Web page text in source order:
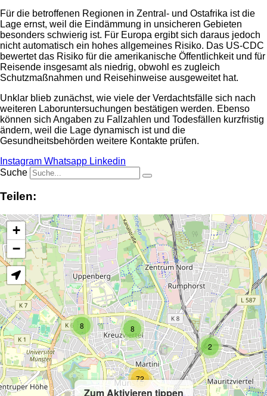
Für die betroffenen Regionen in Zentral- und Ostafrika ist die
Lage ernst, weil die Eindämmung in unsicheren Gebieten
besonders schwierig ist. Für Europa ergibt sich daraus jedoch
nicht automatisch ein hohes allgemeines Risiko. Das US-CDC
bewertet das Risiko für die amerikanische Öffentlichkeit und für
Reisende insgesamt als niedrig, obwohl es zugleich
Schutzmaßnahmen und Reisehinweise ausgeweitet hat.
Unklar blieb zunächst, wie viele der Verdachtsfälle sich nach
weiteren Laboruntersuchungen bestätigen werden. Ebenso
können sich Angaben zu Fallzahlen und Todesfällen kurzfristig
ändern, weil die Lage dynamisch ist und die
Gesundheitsbehörden weitere Kontakte prüfen.
Instagram Whatsapp Linkedin
Suche
Teilen:
Zum Aktivieren tippen
2
8 8
72
+
−